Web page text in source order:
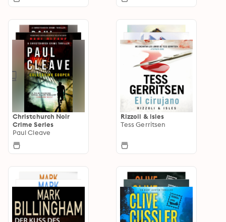
Christchurch Noir
Crime Series
Paul Cleave
Rizzoli & isles
Tess Gerritsen